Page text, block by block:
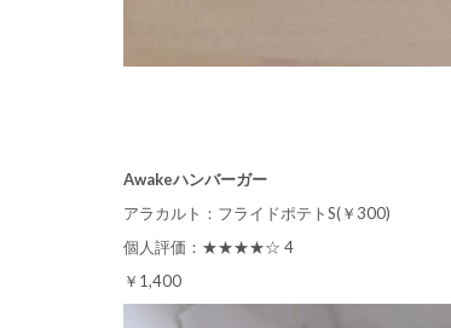
Awakeハンバーガー
アラカルト：フライドポテトS(￥300)
個人評価：★★★★☆ 4
￥1,400